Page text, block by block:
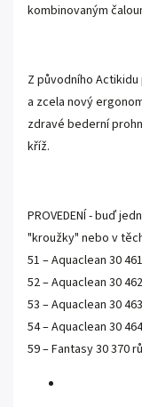
kombinovaným
Z původního
a zcela nový
zdravé bederní
kříž.
PROVEDENÍ - buď
"kroužky" nebo v
51 – Aquaclean 30
52 – Aquaclean 30
53 – Aquaclean 30
54 – Aquaclean 30
59 – Fantasy 30 370